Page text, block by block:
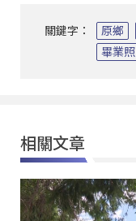
關鍵字： 原鄉
畢業照
相關文章